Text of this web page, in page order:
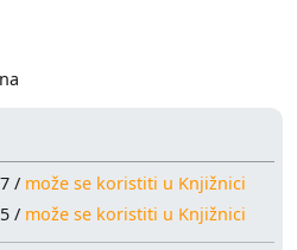
/ može se koristiti u Knjižnici
/ može se koristiti u Knjižnici